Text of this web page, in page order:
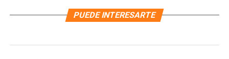
PUEDE INTERESARTE